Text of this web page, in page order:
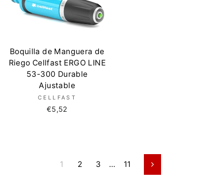
Boquilla de Manguera de
Riego Cellfast ERGO LINE
53-300 Durable
Ajustable
CELLFAST
€5,52
1 2 3 … 11 Siguiente